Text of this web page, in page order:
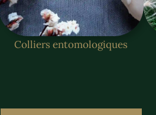
Colliers entomologiques